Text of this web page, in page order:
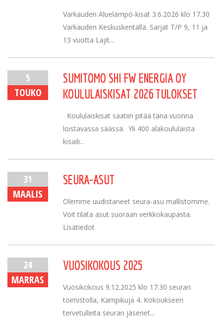
Varkauden Aluelämpö-kisat 3.6.2026 klo 17.30
Varkauden Keskuskentällä. Sarjat T/P 9, 11 ja
13 vuotta Lajit...
5
TOUKO
SUMITOMO SHI FW ENERGIA OY
KOULULAISKISAT 2026 TULOKSET
Koululaiskisat saatiin pitää tänä vuonna
loistavassa säässä. Yli 400 alakoululaista
kisaili...
31
MAALIS
SEURA-ASUT
Olemme uudistaneet seura-asu mallistomme.
Voit tilata asut suoraan verkkokaupasta.
Lisätiedot
24
MARRAS
VUOSIKOKOUS 2025
Vuosikokous 9.12.2025 klo 17.30 seuran
toimistolla, Kampikuja 4. Kokoukseen
tervetulleita seuran jäsenet...